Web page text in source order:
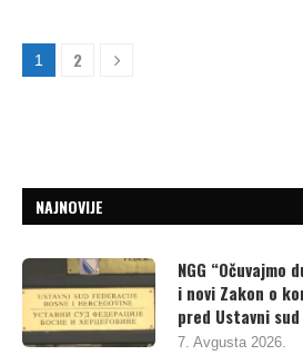
1 2
NAJNOVIJE
NGG “Očuvajmo
i novi Zakon o
pred Ustavni sud
7. Avgusta 2026.